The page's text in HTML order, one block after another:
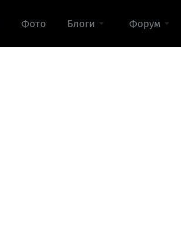
Фото Блоги Форум